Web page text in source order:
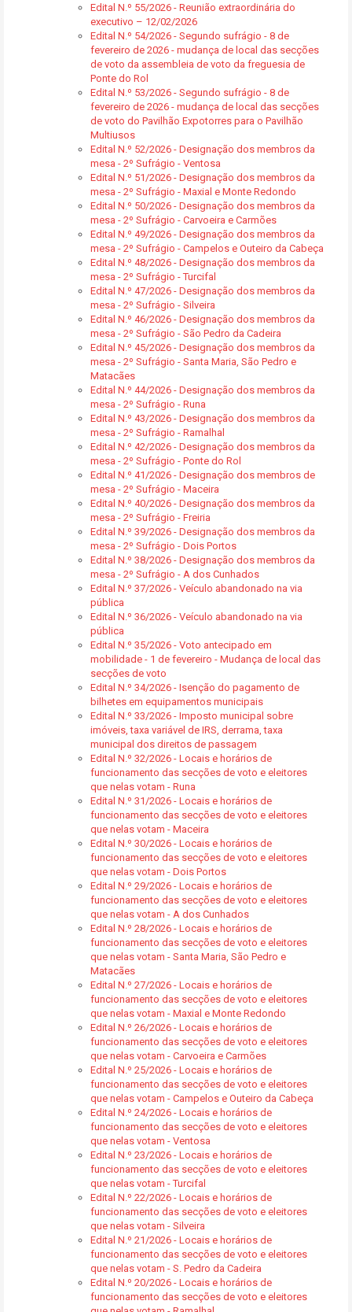
Edital N.º 55/2026 - Reunião extraordinária do
executivo – 12/02/2026
Edital N.º 54/2026 - Segundo sufrágio - 8 de
fevereiro de 2026 - mudança de local das secções
de voto da assembleia de voto da freguesia de
Ponte do Rol
Edital N.º 53/2026 - Segundo sufrágio - 8 de
fevereiro de 2026 - mudança de local das secções
de voto do Pavilhão Expotorres para o Pavilhão
Multiusos
Edital N.º 52/2026 - Designação dos membros da
mesa - 2º Sufrágio - Ventosa
Edital N.º 51/2026 - Designação dos membros da
mesa - 2º Sufrágio - Maxial e Monte Redondo
Edital N.º 50/2026 - Designação dos membros da
mesa - 2º Sufrágio - Carvoeira e Carmões
Edital N.º 49/2026 - Designação dos membros da
mesa - 2º Sufrágio - Campelos e Outeiro da Cabeça
Edital N.º 48/2026 - Designação dos membros da
mesa - 2º Sufrágio - Turcifal
Edital N.º 47/2026 - Designação dos membros da
mesa - 2º Sufrágio - Silveira
Edital N.º 46/2026 - Designação dos membros da
mesa - 2º Sufrágio - São Pedro da Cadeira
Edital N.º 45/2026 - Designação dos membros da
mesa - 2º Sufrágio - Santa Maria, São Pedro e
Matacães
Edital N.º 44/2026 - Designação dos membros da
mesa - 2º Sufrágio - Runa
Edital N.º 43/2026 - Designação dos membros da
mesa - 2º Sufrágio - Ramalhal
Edital N.º 42/2026 - Designação dos membros da
mesa - 2º Sufrágio - Ponte do Rol
Edital N.º 41/2026 - Designação dos membros de
mesa - 2º Sufrágio - Maceira
Edital N.º 40/2026 - Designação dos membros da
mesa - 2º Sufrágio - Freiria
Edital N.º 39/2026 - Designação dos membros da
mesa - 2º Sufrágio - Dois Portos
Edital N.º 38/2026 - Designação dos membros da
mesa - 2º Sufrágio - A dos Cunhados
Edital N.º 37/2026 - Veículo abandonado na via
pública
Edital N.º 36/2026 - Veículo abandonado na via
pública
Edital N.º 35/2026 - Voto antecipado em
mobilidade - 1 de fevereiro - Mudança de local das
secções de voto
Edital N.º 34/2026 - Isenção do pagamento de
bilhetes em equipamentos municipais
Edital N.º 33/2026 - Imposto municipal sobre
imóveis, taxa variável de IRS, derrama, taxa
municipal dos direitos de passagem
Edital N.º 32/2026 - Locais e horários de
funcionamento das secções de voto e eleitores
que nelas votam - Runa
Edital N.º 31/2026 - Locais e horários de
funcionamento das secções de voto e eleitores
que nelas votam - Maceira
Edital N.º 30/2026 - Locais e horários de
funcionamento das secções de voto e eleitores
que nelas votam - Dois Portos
Edital N.º 29/2026 - Locais e horários de
funcionamento das secções de voto e eleitores
que nelas votam - A dos Cunhados
Edital N.º 28/2026 - Locais e horários de
funcionamento das secções de voto e eleitores
que nelas votam - Santa Maria, São Pedro e
Matacães
Edital N.º 27/2026 - Locais e horários de
funcionamento das secções de voto e eleitores
que nelas votam - Maxial e Monte Redondo
Edital N.º 26/2026 - Locais e horários de
funcionamento das secções de voto e eleitores
que nelas votam - Carvoeira e Carmões
Edital N.º 25/2026 - Locais e horários de
funcionamento das secções de voto e eleitores
que nelas votam - Campelos e Outeiro da Cabeça
Edital N.º 24/2026 - Locais e horários de
funcionamento das secções de voto e eleitores
que nelas votam - Ventosa
Edital N.º 23/2026 - Locais e horários de
funcionamento das secções de voto e eleitores
que nelas votam - Turcifal
Edital N.º 22/2026 - Locais e horários de
funcionamento das secções de voto e eleitores
que nelas votam - Silveira
Edital N.º 21/2026 - Locais e horários de
funcionamento das secções de voto e eleitores
que nelas votam - S. Pedro da Cadeira
Edital N.º 20/2026 - Locais e horários de
funcionamento das secções de voto e eleitores